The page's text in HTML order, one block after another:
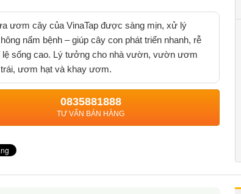
ươm cây của VinaTap được sàng mịn, xử lý
nấm bệnh – giúp cây con phát triển nhanh, rễ
lệ sống cao. Lý tưởng cho nhà vườn, vườn ươm
ươm hạt và khay ươm.
0835881888
TƯ VẤN BÁN HÀNG